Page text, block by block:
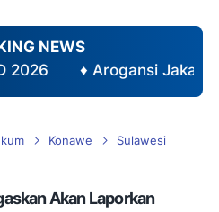
NEWS
Jakarta di Beranda
Konawe
Sulawesi
Akan Laporkan